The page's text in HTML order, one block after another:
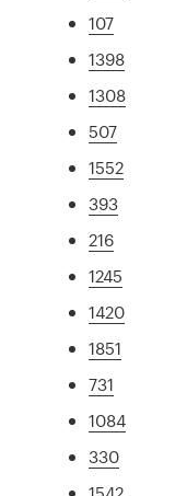
107
1398
1308
507
1552
393
216
1245
1420
1851
731
1084
330